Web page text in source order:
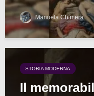
Manuela Chimera
STORIA MODERNA
Il